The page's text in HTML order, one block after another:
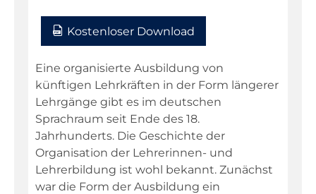
Kostenloser Download
Eine organisierte Ausbildung von
künftigen Lehrkräften in der Form längerer
Lehrgänge gibt es im deutschen
Sprachraum seit Ende des 18.
Jahrhunderts. Die Geschichte der
Organisation der Lehrerinnen- und
Lehrerbildung ist wohl bekannt. Zunächst
war die Form der Ausbildung ein